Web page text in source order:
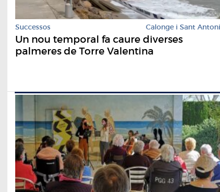
Successos Calonge i Sant Antoni
Un nou temporal fa caure diverses
palmeres de Torre Valentina